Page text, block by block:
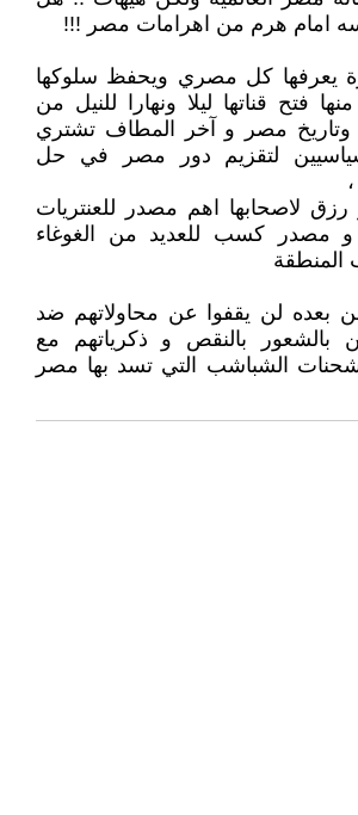
امام هرم من اهرامات مصر !!!
يعرفها كل مصري ويحفظ سلوكها
فتح قناتها ليلا ونهارا للنيل من
مصر و آخر المطاف تشتري
لتقزيم دور مصر في حل
لاصحابها اهم مصدر للعنتريات
، و مصدر كسب للعديد من الغوغاء
المنطقة
بعده لن يقفوا عن محاولاتهم ضد
بالشعور بالنقص و ذكرياتهم مع
شحنات الشباشب التي تسد بها مصر